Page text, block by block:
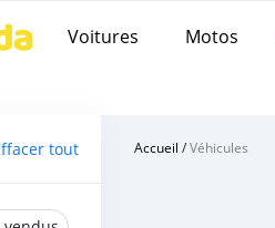
Voitures Motos
tout Accueil /Véhicules